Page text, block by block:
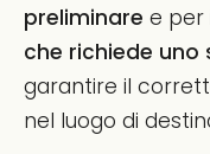
preliminare e per
che richiede
garantire il
nel luogo di